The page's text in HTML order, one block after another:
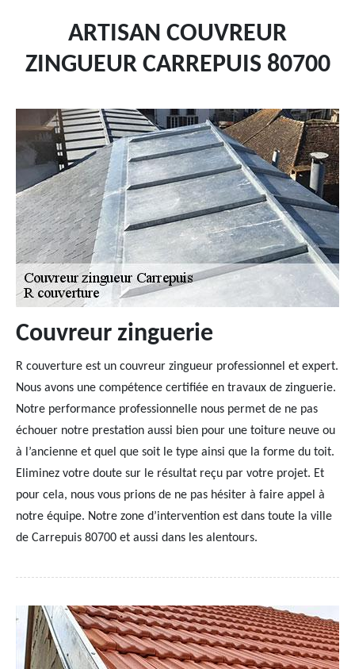
ARTISAN COUVREUR
ZINGUEUR CARREPUIS 80700
Couvreur zinguerie
R couverture est un couvreur zingueur professionnel et expert.
Nous avons une compétence certifiée en travaux de zinguerie.
Notre performance professionnelle nous permet de ne pas
échouer notre prestation aussi bien pour une toiture neuve ou
à l’ancienne et quel que soit le type ainsi que la forme du toit.
Eliminez votre doute sur le résultat reçu par votre projet. Et
pour cela, nous vous prions de ne pas hésiter à faire appel à
notre équipe. Notre zone d’intervention est dans toute la ville
de Carrepuis 80700 et aussi dans les alentours.